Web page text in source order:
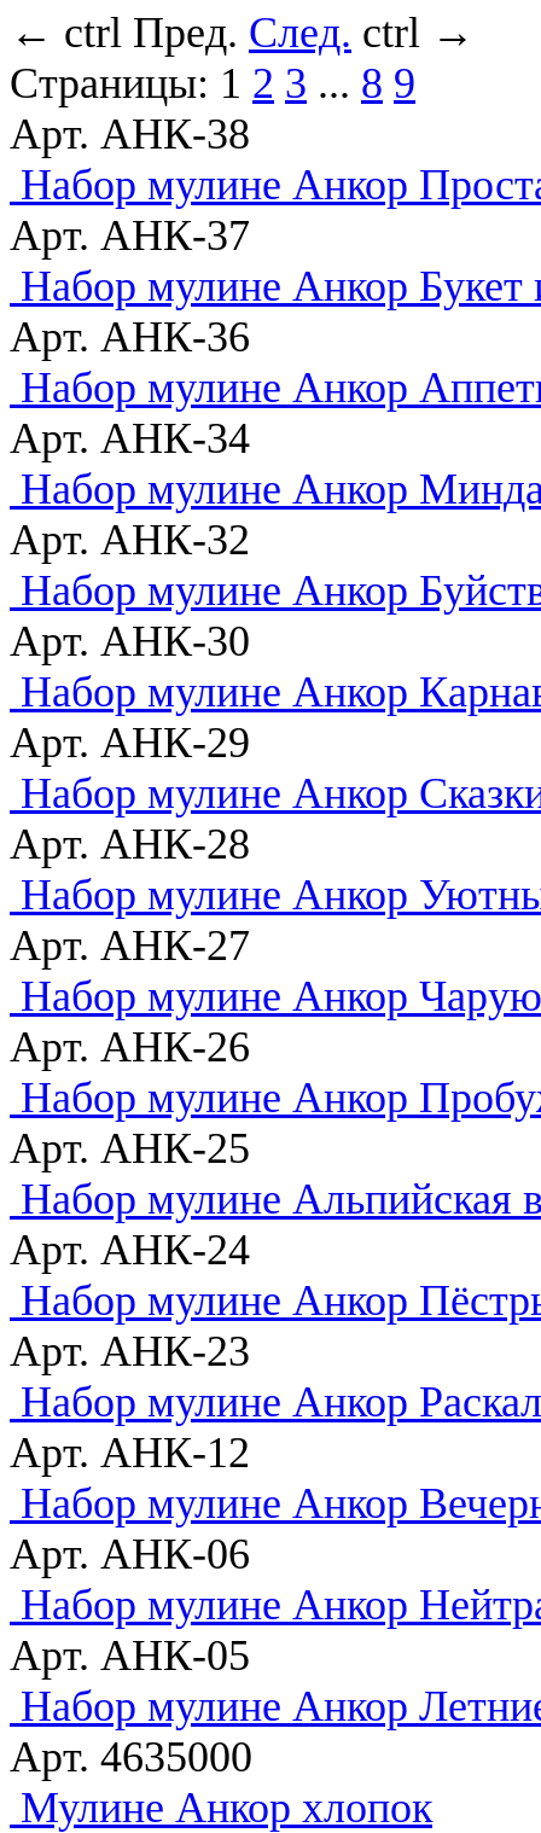
← ctrl Пред. След. ctrl →
Страницы: 1 2 3 ... 8 9
Арт. АНК-38
Набор мулине Анкор
Арт. АНК-37
Набор мулине Анкор Букет
Арт. АНК-36
Набор мулине Анкор
Арт. АНК-34
Набор мулине Анкор
Арт. АНК-32
Набор мулине Анкор
Арт. АНК-30
Набор мулине Анкор
Арт. АНК-29
Набор мулине Анкор
Арт. АНК-28
Набор мулине Анкор
Арт. АНК-27
Набор мулине Анкор
Арт. АНК-26
Набор мулине Анкор
Арт. АНК-25
Набор мулине Альпийская
Арт. АНК-24
Набор мулине Анкор
Арт. АНК-23
Набор мулине Анкор
Арт. АНК-12
Набор мулине Анкор
Арт. АНК-06
Набор мулине Анкор
Арт. АНК-05
Набор мулине Анкор
Арт. 4635000
Мулине Анкор хлопок